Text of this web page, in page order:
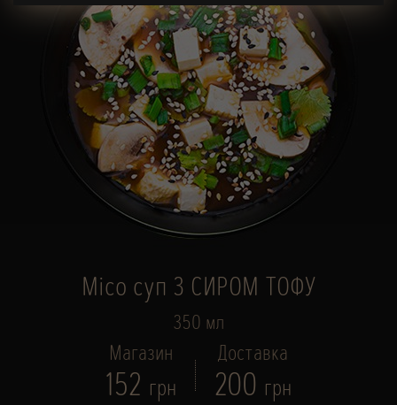
Місо суп З СИРОМ ТОФУ
350 мл
Магазин
152 грн
Доставка
200 грн